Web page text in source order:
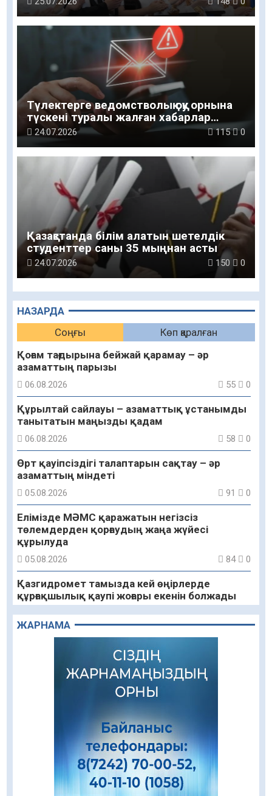
НАЗАРДА
Соңғы
Көп қаралған
Қоғам тағдырына бейжай қарамау – әр
азаматтың парызы
06.08.2026 55 0
Құрылтай сайлауы – азаматтық ұстанымды
танытатын маңызды қадам
06.08.2026 58 0
Өрт қауіпсіздігі талаптарын сақтау – әр
азаматтың міндеті
05.08.2026 91 0
Елімізде МӘМС қаражатын негізсіз
төлемдерден қорғаудың жаңа жүйесі
құрылуда
05.08.2026 84 0
Қазгидромет тамызда кей өңірлерде
құрғақшылық қаупі жоғары екенін болжады
05.08.2026 77 0
Алғашқы цифрлық жасанды интеллект
құралдарының таныстырылымы өтті
05.08.2026
«Қайрат» Чемпиондар лигасының іріктеуінде
«Левскиге» есе жіберді
«Ұлттық нақыш – заманауи панно» атты
шеберлік сағаты өтті
05.08.2026
ЖАРНАМА
Түлектерге ведомстволық оқу орнына
түскені туралы жалған хабарлар
келуде
24.07.2026 115 0
Қазақстанда білім алатын шетелдік
студенттер саны 35 мыңнан асты
24.07.2026 150 0